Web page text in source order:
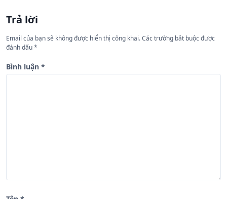
n
b
à
i
Trả lời
Email của bạn sẽ không được hiển thị công khai.Các trường bắt buộc được
đánh dấu*
Bình luận *